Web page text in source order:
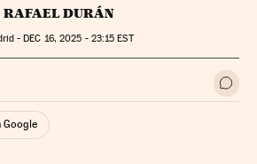
RAFAEL DURÁN
-DEC 16, 2025 - 23:15 EST
en TwitterRedes Sociales Ir a
Google